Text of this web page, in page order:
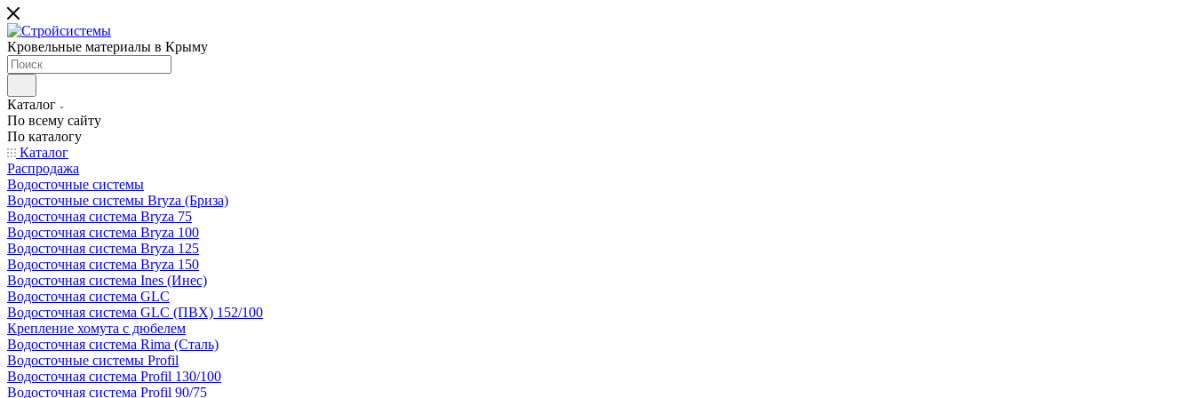
Кровельные материалы в Крыму
Каталог
По всему сайту
По каталогу
Каталог
Распродажа
Водосточные системы
Водосточные системы Bryza (Бриза)
Водосточная система Bryza 75
Водосточная система Bryza 100
Водосточная система Bryza 125
Водосточная система Bryza 150
Водосточная система Ines (Инес)
Водосточная система GLC
Водосточная система GLC (ПВХ) 152/100
Крепление хомута с дюбелем
Водосточная система Rima (Сталь)
Водосточные системы Profil
Водосточная система Profil 130/100
Водосточная система Profil 90/75